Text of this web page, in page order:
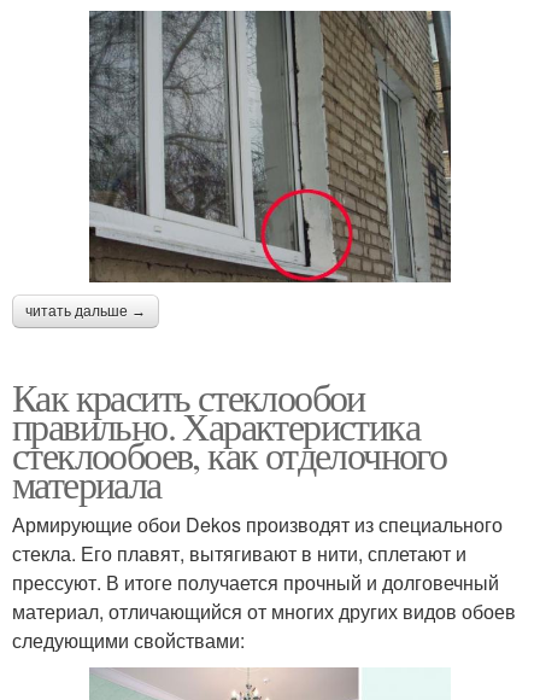
читать дальше →
Как красить стеклообои
правильно. Характеристика
стеклообоев, как отделочного
материала
Армирующие обои Dekos производят из специального
стекла. Его плавят, вытягивают в нити, сплетают и
прессуют. В итоге получается прочный и долговечный
материал, отличающийся от многих других видов обоев
следующими свойствами: